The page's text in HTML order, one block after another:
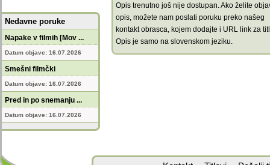
Nedavne poruke
Napake v filmih [Mov ...
Datum objave: 16.07.2026
Smešni filmčki
Datum objave: 16.07.2026
Pred in po snemanju ...
Datum objave: 16.07.2026
Opis trenutno još nije dostupan. Ako želite
opis, možete nam poslati poruku preko našeg
kontakt obrasca, kojem dodajte i URL link za
Opis je samo na slovenskom jeziku.